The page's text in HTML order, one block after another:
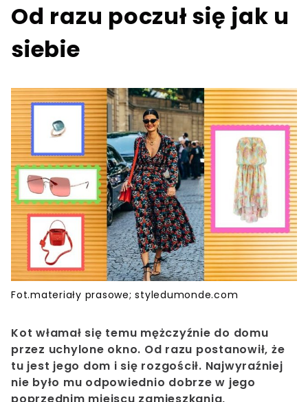
Od razu poczuł się jak u
siebie
Fot.materiały prasowe; styledumonde.com
Kot włamał się temu mężczyźnie do domu
przez uchylone okno. Od razu postanowił, że
tu jest jego dom i się rozgościł. Najwyraźniej
nie było mu odpowiednio dobrze w jego